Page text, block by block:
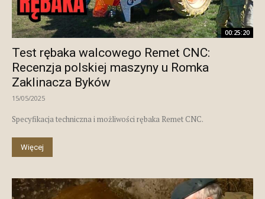
00:25:20
Test rębaka walcowego Remet CNC:
Recenzja polskiej maszyny u Romka
Zaklinacza Byków
15/05/2025
Specyfikacja techniczna i możliwości rębaka Remet CNC.
Więcej